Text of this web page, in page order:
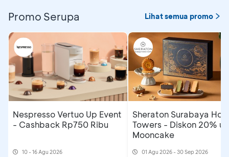
Promo Serupa Lihat semua promo
Nespresso Vertuo Up Event
- Cashback Rp750 Ribu
10 - 16 Agu 2026
Sheraton Surabaya
Towers - Diskon 20%
Mooncake
01 Agu 2026 - 30 Sep 2026